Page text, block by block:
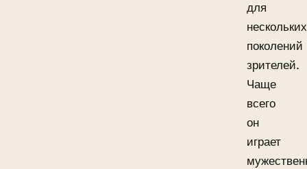
для
нескольких
поколений
зрителей.
Чаще
всего
он
играет